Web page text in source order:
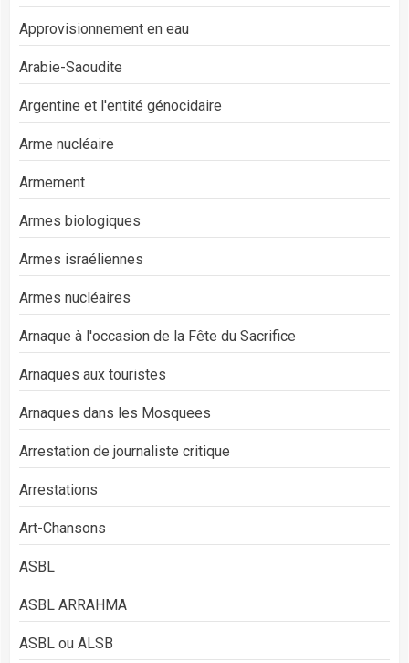
Approvisionnement en eau
Arabie-Saoudite
Argentine et l'entité génocidaire
Arme nucléaire
Armement
Armes biologiques
Armes israéliennes
Armes nucléaires
Arnaque à l'occasion de la Fête du Sacrifice
Arnaques aux touristes
Arnaques dans les Mosquees
Arrestation de journaliste critique
Arrestations
Art-Chansons
ASBL
ASBL ARRAHMA
ASBL ou ALSB